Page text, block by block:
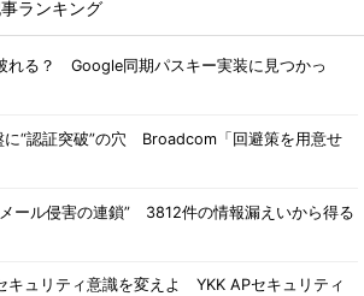
ランキング
れる？ Google同期パスキー実装に見つかっ
に“認証突破”の穴 Broadcom「回避策を用意せ
ール侵害の連鎖” 3812件の情報漏えいから得る
キュリティ意識を変えよ YKK APセキュリティ